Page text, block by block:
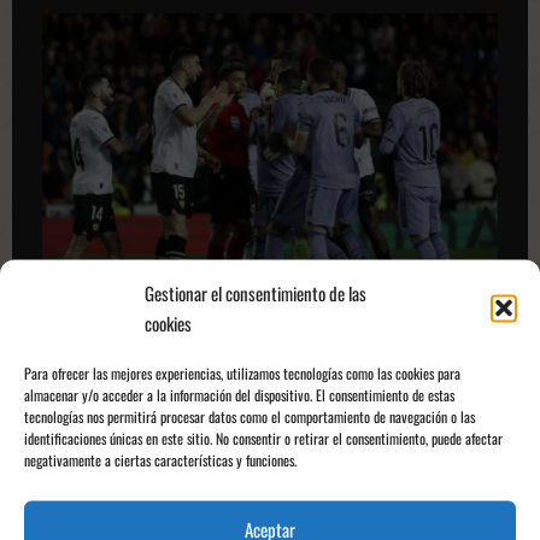
Gestionar el consentimiento de las
cookies
Para ofrecer las mejores experiencias, utilizamos tecnologías como las cookies para
almacenar y/o acceder a la información del dispositivo. El consentimiento de estas
tecnologías nos permitirá procesar datos como el comportamiento de navegación o las
identificaciones únicas en este sitio. No consentir o retirar el consentimiento, puede afectar
negativamente a ciertas características y funciones.
Aceptar
Discusión por el pitido final | Fuente: El Diario Vasco
Este error que entra sin duda alguna en los capítulos de la historia del fútbol
españolno se hubiera cometido si hubiese cumplido con la palabra
que dio a los jugadoresen el terreno de juego, y hubiera dado por
finalizado el partido tras el despeje deMamardashvili. En cambio, de lo que
se quejan los madridistas, y que además el delantero valencianista Hugo Duro